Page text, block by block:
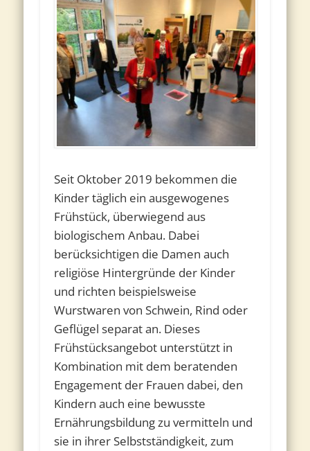
Seit Oktober 2019 bekommen die
Kinder täglich ein ausgewogenes
Frühstück, überwiegend aus
biologischem Anbau. Dabei
berücksichtigen die Damen auch
religiöse Hintergründe der Kinder
und richten beispielsweise
Wurstwaren von Schwein, Rind oder
Geflügel separat an. Dieses
Frühstücksangebot unterstützt in
Kombination mit dem beratenden
Engagement der Frauen dabei, den
Kindern auch eine bewusste
Ernährungsbildung zu vermitteln und
sie in ihrer Selbstständigkeit, zum